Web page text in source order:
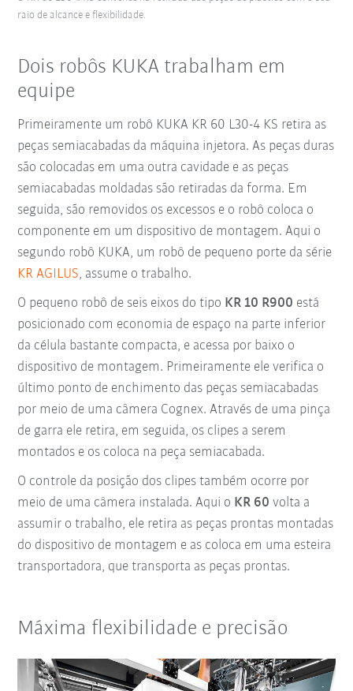
raio de alcance e flexibilidade.
Dois robôs KUKA trabalham em
equipe
Primeiramente um robô KUKA KR 60 L30-4 KS retira as
peças semiacabadas da máquina injetora. As peças duras
são colocadas em uma outra cavidade e as peças
semiacabadas moldadas são retiradas da forma. Em
seguida, são removidos os excessos e o robô coloca o
componente em um dispositivo de montagem. Aqui o
segundo robô KUKA, um robô de pequeno porte da série
KR AGILUS, assume o trabalho.
O pequeno robô de seis eixos do tipo KR 10 R900 está
posicionado com economia de espaço na parte inferior
da célula bastante compacta, e acessa por baixo o
dispositivo de montagem. Primeiramente ele verifica o
último ponto de enchimento das peças semiacabadas
por meio de uma câmera Cognex. Através de uma pinça
de garra ele retira, em seguida, os clipes a serem
montados e os coloca na peça semiacabada.
O controle da posição dos clipes também ocorre por
meio de uma câmera instalada. Aqui o KR 60 volta a
assumir o trabalho, ele retira as peças prontas montadas
do dispositivo de montagem e as coloca em uma esteira
transportadora, que transporta as peças prontas.
Máxima flexibilidade e precisão